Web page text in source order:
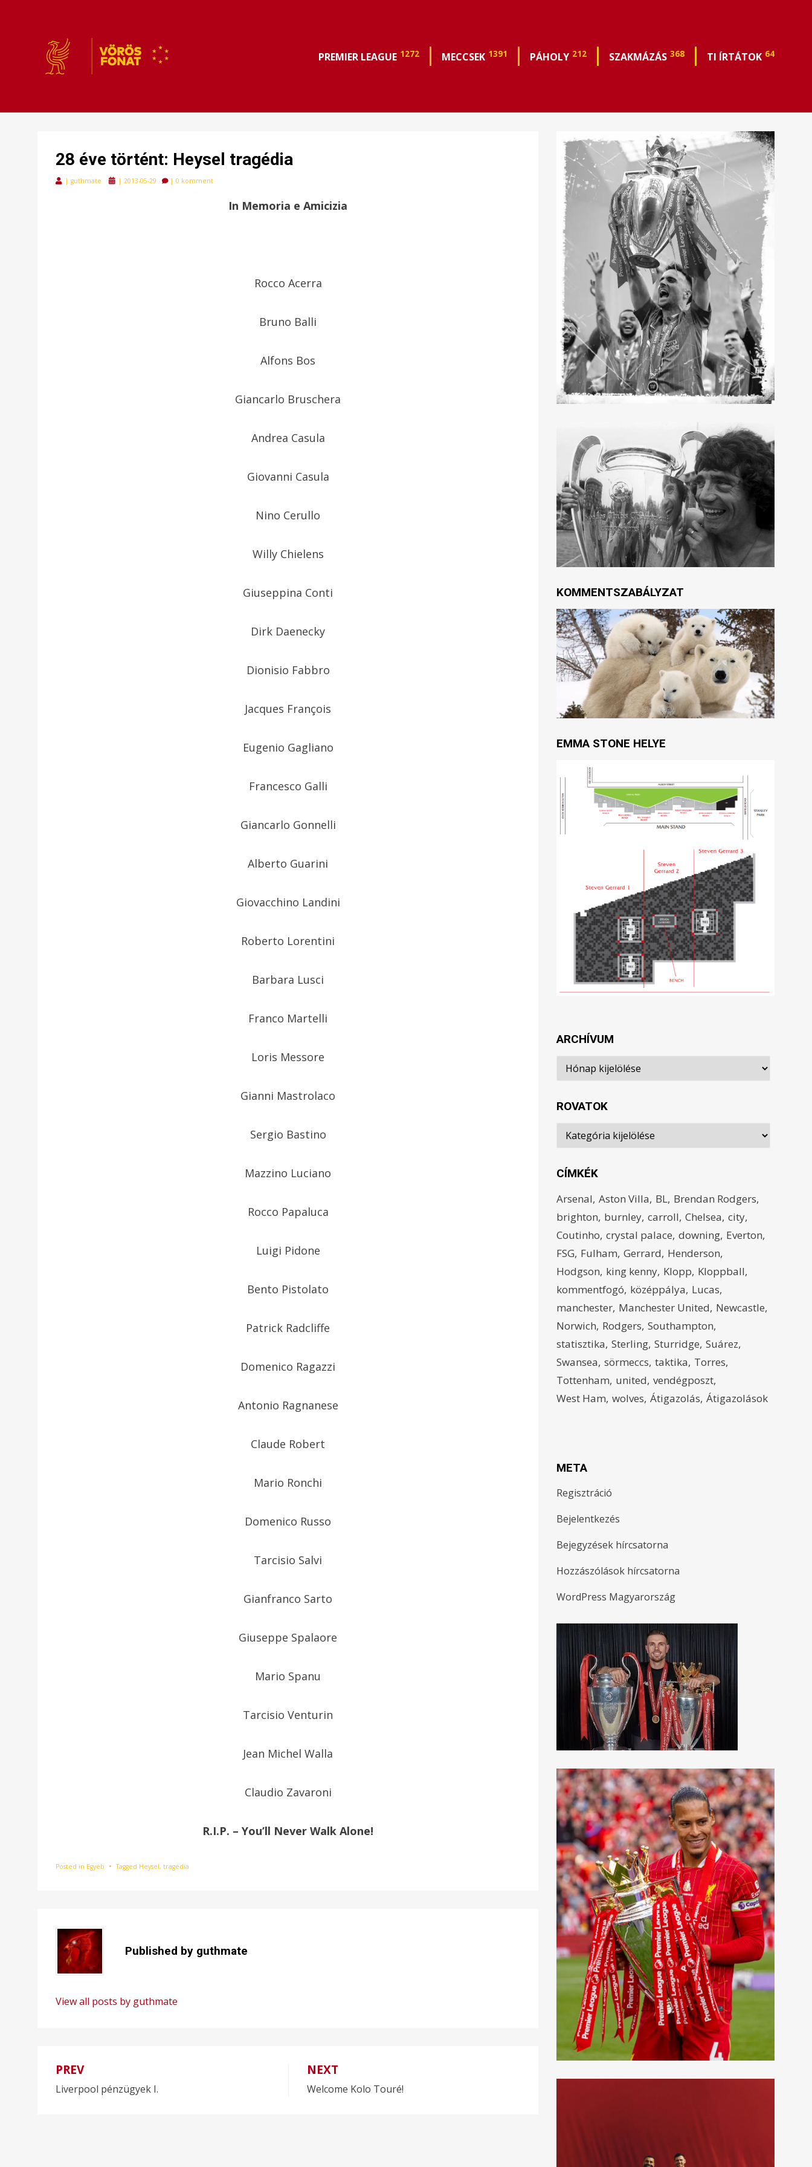
PREMIER LEAGUE 1272 MECCSEK 1391 PÁHOLY 212 SZAKMÁZÁS 368 TI ÍRTÁTOK 64
28 éve történt: Heysel tragédia
| guthmate
Posted
| 2013-05-29 | 0 komment
In Memoria e Amicizia
Rocco Acerra
Bruno Balli
Alfons Bos
Giancarlo Bruschera
Andrea Casula
Giovanni Casula
Nino Cerullo
Willy Chielens
Giuseppina Conti
Dirk Daenecky
Dionisio Fabbro
Jacques François
Eugenio Gagliano
Francesco Galli
Giancarlo Gonnelli
Alberto Guarini
Giovacchino Landini
Roberto Lorentini
Barbara Lusci
Franco Martelli
Loris Messore
Gianni Mastrolaco
Sergio Bastino
Mazzino Luciano
Rocco Papaluca
Luigi Pidone
Bento Pistolato
Patrick Radcliffe
Domenico Ragazzi
Antonio Ragnanese
Claude Robert
Mario Ronchi
Domenico Russo
Tarcisio Salvi
Gianfranco Sarto
Giuseppe Spalaore
Mario Spanu
Tarcisio Venturin
Jean Michel Walla
Claudio Zavaroni
R.I.P. – You’ll Never Walk Alone!
Posted in Egyéb Tagged Heysel, tragédia
Published by guthmate
View all posts by guthmate
Bejegyzés
navigáció
PREV
Liverpool pénzügyek I.
NEXT
Welcome Kolo Touré!
KOMMENTSZABÁLYZAT
EMMA STONE HELYE
ARCHÍVUM
Archívum
ROVATOK
Rovatok
CÍMKÉK
Arsenal Aston Villa BL Brendan Rodgers
brighton burnley carroll Chelsea city
Coutinho crystal palace downing Everton
FSG Fulham Gerrard Henderson
Hodgson king kenny Klopp Kloppball
kommentfogó középpálya Lucas
manchester Manchester United Newcastle
Norwich Rodgers Southampton
statisztika Sterling Sturridge Suárez
Swansea sörmeccs taktika Torres
Tottenham united vendégposzt
West Ham wolves Átigazolás Átigazolások
META
Regisztráció
Bejelentkezés
Bejegyzések hírcsatorna
Hozzászólások hírcsatorna
WordPress Magyarország